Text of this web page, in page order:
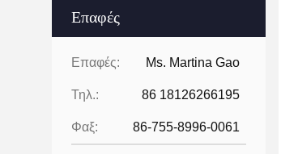
Επαφές
Επαφές: Ms. Martina Gao
Τηλ.: 86 18126266195
Φαξ: 86-755-8996-0061